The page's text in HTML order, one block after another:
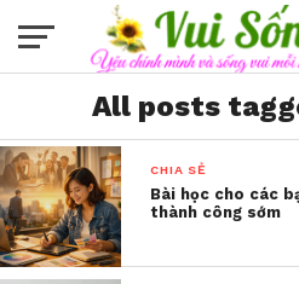
All posts
CHIA SẺ
Bài học cho các
thành công sớm